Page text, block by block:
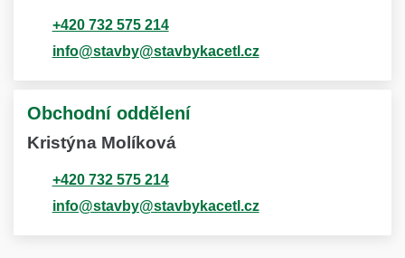
+420 732 575 214
info@stavby@stavbykacetl.cz
Obchodní oddělení
Kristýna Molíková
+420 732 575 214
info@stavby@stavbykacetl.cz